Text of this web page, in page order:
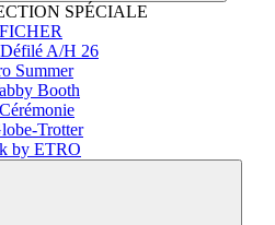
SPÉCIALE
A/H 26
Summer
Booth
Trotter
by ETRO